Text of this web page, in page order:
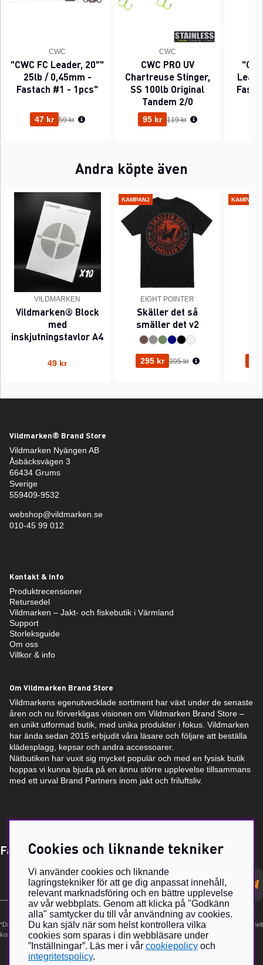
CWC
"CWC FC Leader, 20""
25lb / 0,45mm -
Fastach #1 - 1pcs"
47 kr Ordinarie pris:
59 kr
CWC
CWC PRO UV
Chartreuse Stinger,
SS 100lb Original
Tandem 2/0
95 kr Ordinarie pris:
119 kr
Andra köpte även
VILDMARKEN
Vildmarken® Block
med
inskjutningstavlor A4
49 kr
KAMPANJ
EIGHT POINTER
Skäller det så
smäller det v2
295 kr Ordinarie pris:
395 kr
KAMPANJ
Vildmarken® Brand Store
Vildmarken Nyängen AB
Åsbäcksvägen 3
66434 Grums
Sverige
559409-9532
webshop@vildmarken.se
010-45 99 012
Kontakt & info
Produktrecensioner
Retursedel
Vildmarken – Jakt- och fiskebutik i Värmland
Support
Storleksguide
Om oss
Villkor & info
Om Vildmarken Brand Store
Vildmarkens egenutvecklade sortiment har växt under de senaste
åren och nu förverkligas visionen om Vildmarken Brand Store –
en unikt utformad butik, med unika produkter i fokus. Vildmarken
har ända sedan 2015 erbjudit våra läsare och följare att beställa
klädesplagg, kepsar och andra accessoarer.
Nätbutiken har vuxit sig mycket populär och med en fysisk butik
hoppas vi kunna bjuda på en ännu större upplevelse tillsammans
med ett urval Brand Partners inom jakt och friluftsliv.
Få Magasin Vildmarken direkt till din e-post!*
postadress
*Du kan även få erbjudanden och nyheter från samarbetspartners. Din prenumeration är helt
kostnadsfri och kan avslutas när som helst.
Cookies och liknande tekniker
Vi använder cookies och liknande
lagringstekniker för att ge dig anpassat innehåll,
relevant marknadsföring och en bättre upplevelse
av vår webbplats. Genom att klicka på "Godkänn
alla" samtycker du till vår användning av cookies.
Du kan själv när som helst kontrollera vilka
cookies som sparas i din webbläsare under
”Inställningar”. Läs mer i vår cookiepolicy och
integritetspolicy.